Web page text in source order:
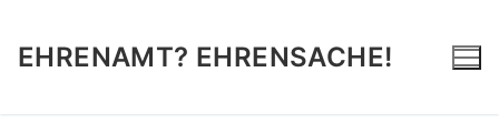
springen
EHRENAMT? EHRENSACHE!